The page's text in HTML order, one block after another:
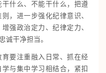
什么、不能干什么，把遵
，进一步强化纪律意识、
强政治定力、纪律定力、
诚干净担当。
要注重融入日常、抓在经
与集中学习相结合，紧扣